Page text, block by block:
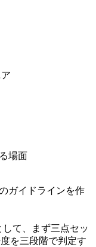
場面
ガイドラインを作
て、まず三点セッ
を三段階で判定す